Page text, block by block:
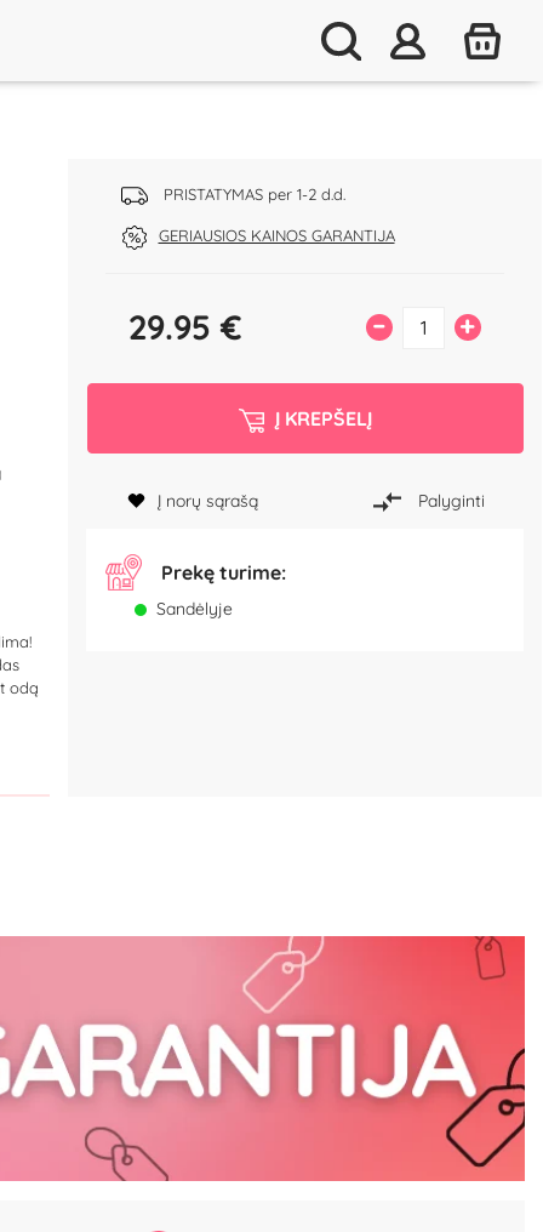
PRISTATYMAS per 1-2 d.d.
GERIAUSIOS KAINOS GARANTIJA
odą
29.95 € – +
Į KREPŠELĮ
Į norų sąrašą Palyginti
Prekę turime:
Sandėlyje